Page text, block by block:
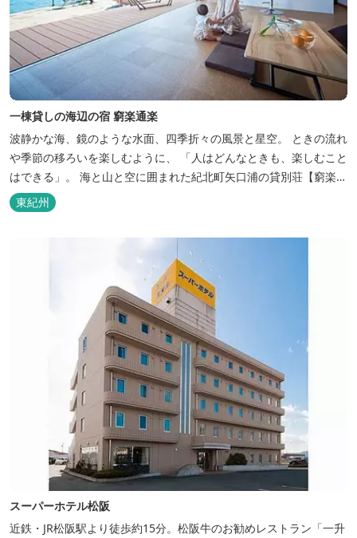
一棟貸しの海辺の宿 窮楽通楽
波静かな海、鏡のような水面、四季折々の風景と星空。 ときの流れ
や季節の移ろいを楽しむように、 「人はどんなときも、楽しむこと
はできる」。 海と山と空に囲まれた紀北町矢口浦の貸別荘【窮楽通
楽】。 中国古典『荘子』の一節「窮亦楽、通亦楽」から名づけまし
た。 いつでも気軽にご利用ください。
東紀州
スーパーホテル松阪
近鉄・JR松阪駅より徒歩約15分。松阪牛のお勧めレストラン「一升